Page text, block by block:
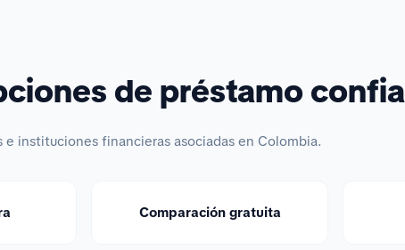
de préstamo
e instituciones financieras asociadas en Colombia.
Comparación gratuita